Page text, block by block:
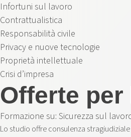
Infortuni sul lavoro
Contrattualistica
Responsabilità civile
Privacy e nuove tecnologie
Proprietà intellettuale
Crisi d’impresa
Offerte per
Formazione su: Sicurezza sul
Lo studio offre consulenza